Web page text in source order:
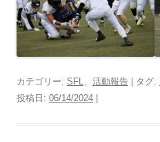
カテゴリー: SFL、 活動報告 | タグ:
投稿日: 06/14/2024